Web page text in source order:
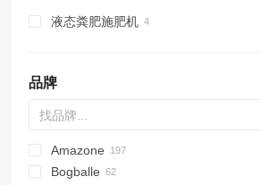
液态粪肥施肥机
品牌
Exacta
XPL
Amazone
Catros
HTS
TSW
ELYTE
Bogballe